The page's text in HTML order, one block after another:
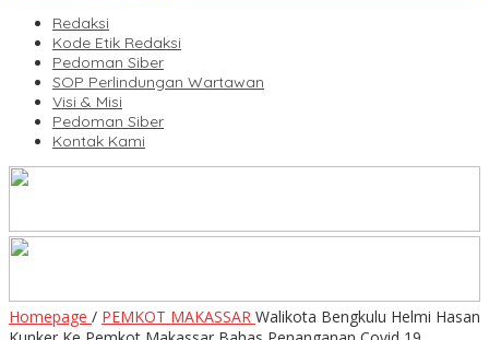
Redaksi
Kode Etik Redaksi
Pedoman Siber
SOP Perlindungan Wartawan
Visi & Misi
Pedoman Siber
Kontak Kami
Homepage / PEMKOT MAKASSAR Walikota Bengkulu Helmi Hasan